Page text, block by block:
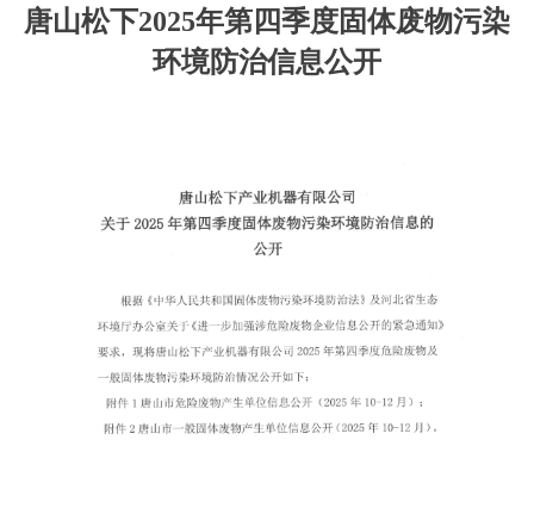
唐山松下2025年第四季度固体废物污染
环境防治信息公开